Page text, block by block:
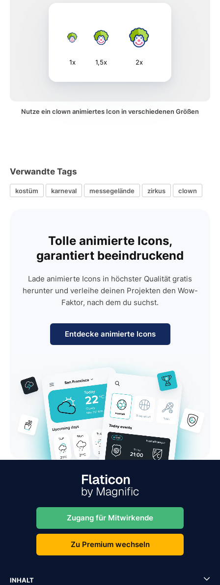
1x 1,5x 2x
Nutze ein clown animiertes Icon in verschiedenen Größen
Verwandte Tags
kostüm karneval messegelände zirkus clown
Tolle animierte Icons,
garantiert beeindruckend
Lade animierte Icons in höchster Qualität gratis
herunter und verleihe deinen Projekten den Wow-
Faktor, nach dem du suchst.
Entdecke animierte Icons
Zugang für Mitwirkende
Zu Premium wechseln
INHALT